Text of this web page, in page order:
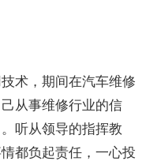
术，期间在汽车维修
从事维修行业的信
听从领导的指挥教
都负起责任，一心投